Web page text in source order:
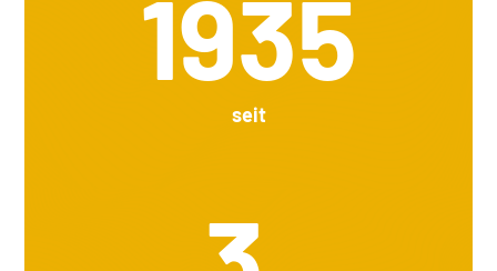
1935
seit